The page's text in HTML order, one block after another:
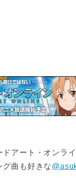
ドアート・オンラ
グ曲も好きな